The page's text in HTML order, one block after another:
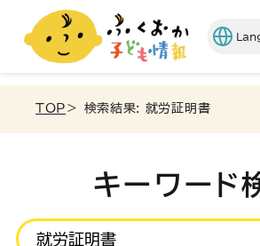
TOP ＞ 検索結果: 就労証明書
キーワード